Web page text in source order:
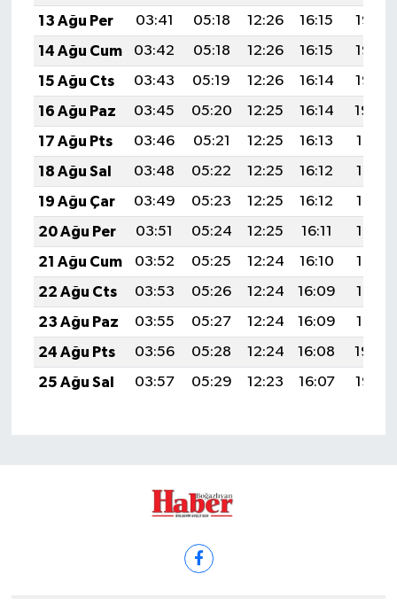
13 Ağu Per
03:41 05:18 12:26 16:15
19:25
14 Ağu Cum
03:42 05:18 12:26 16:15
19:23
15 Ağu Cts
03:43 05:19 12:26 16:14
19:22
16 Ağu Paz
03:45 05:20 12:25 16:14
19:20
17 Ağu Pts
03:46 05:21 12:25 16:13
19:19
18 Ağu Sal
03:48 05:22 12:25 16:12
19:18
19 Ağu Çar
03:49 05:23 12:25 16:12
19:16
20 Ağu Per
03:51 05:24 12:25 16:11
19:15
21 Ağu Cum
03:52 05:25 12:24 16:10
19:13
22 Ağu Cts
03:53 05:26 12:24 16:09
19:12
23 Ağu Paz
03:55 05:27 12:24 16:09
19:10
24 Ağu Pts
03:56 05:28 12:24 16:08
19:09
25 Ağu Sal
03:57 05:29 12:23 16:07 19:07